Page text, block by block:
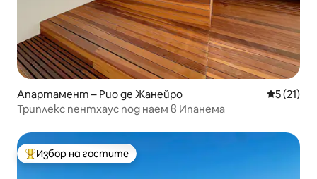
Апартамент – Рио де Жанейро Средна
5 (21)
Триплекс пентхаус под наем в Ипанема
Най-популярен избор на гостите
Избор на гостите